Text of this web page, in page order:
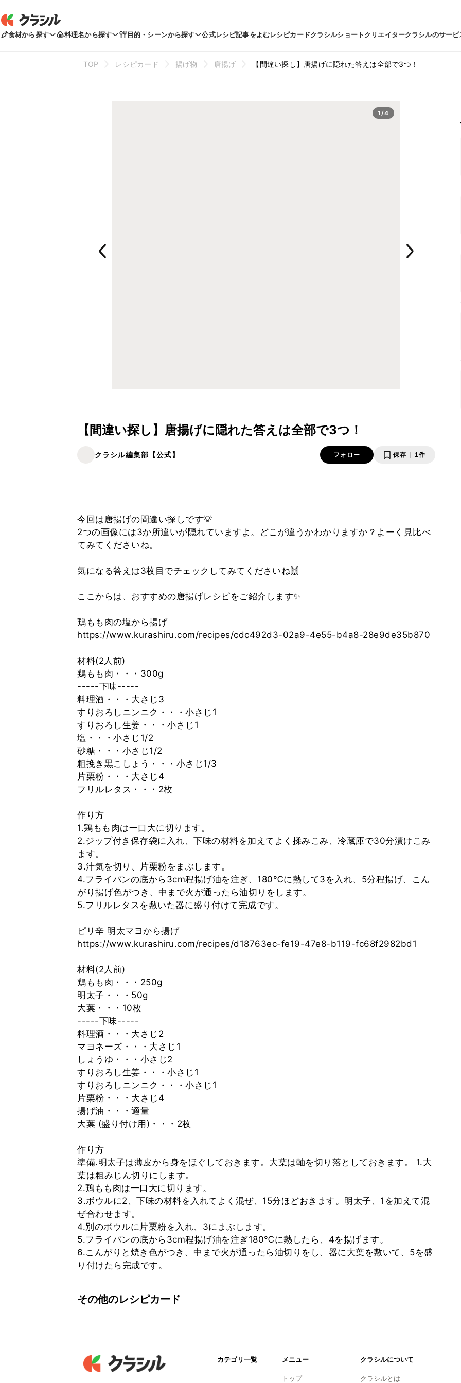
食材から探す 料理名から探す 目的・シーンから探す 公式レシピ記事をよむレシピカードクラシルショートクリエイタークラシルのサービ
TOP レシピカード 揚げ物 唐揚げ 【間違い探し】唐揚げに隠れた答えは全部で3つ！
1/4
【間違い探し】唐揚げに隠れた答えは全部で3つ！
クラシル編集部【公式】 フォロー 保存 1件
今回は唐揚げの間違い探しです💡
2つの画像には3か所違いが隠れていますよ。どこが違うかわかりますか？よーく見比べ
てみてくださいね。
気になる答えは3枚目でチェックしてみてくださいね🙌
ここからは、おすすめの唐揚げレシピをご紹介します✨
鶏もも肉の塩から揚げ
https://www.kurashiru.com/recipes/cdc492d3-02a9-4e55-b4a8-28e9de35b870
材料(2人前)
鶏もも肉・・・300g
-----下味-----
料理酒・・・大さじ3
すりおろしニンニク・・・小さじ1
すりおろし生姜・・・小さじ1
塩・・・小さじ1/2
砂糖・・・小さじ1/2
粗挽き黒こしょう・・・小さじ1/3
片栗粉・・・大さじ4
フリルレタス・・・2枚
作り方
1.鶏もも肉は一口大に切ります。
2.ジップ付き保存袋に入れ、下味の材料を加えてよく揉みこみ、冷蔵庫で30分漬けこみ
ます。
3.汁気を切り、片栗粉をまぶします。
4.フライパンの底から3cm程揚げ油を注ぎ、180℃に熱して3を入れ、5分程揚げ、こん
がり揚げ色がつき、中まで火が通ったら油切りをします。
5.フリルレタスを敷いた器に盛り付けて完成です。
ピリ辛 明太マヨから揚げ
https://www.kurashiru.com/recipes/d18763ec-fe19-47e8-b119-fc68f2982bd1
材料(2人前)
鶏もも肉・・・250g
明太子・・・50g
大葉・・・10枚
-----下味-----
料理酒・・・大さじ2
マヨネーズ・・・大さじ1
しょうゆ・・・小さじ2
すりおろし生姜・・・小さじ1
すりおろしニンニク・・・小さじ1
片栗粉・・・大さじ4
揚げ油・・・適量
大葉 (盛り付け用)・・・2枚
作り方
準備.明太子は薄皮から身をほぐしておきます。大葉は軸を切り落としておきます。 1.大
葉は粗みじん切りにします。
2.鶏もも肉は一口大に切ります。
3.ボウルに2、下味の材料を入れてよく混ぜ、15分ほどおきます。明太子、1を加えて混
ぜ合わせます。
4.別のボウルに片栗粉を入れ、3にまぶします。
5.フライパンの底から3cm程揚げ油を注ぎ180℃に熱したら、4を揚げます。
6.こんがりと焼き色がつき、中まで火が通ったら油切りをし、器に大葉を敷いて、5を盛
その他のレシピカード
カテゴリ一覧 メニュー
トップ
クラシルについて
クラシルとは